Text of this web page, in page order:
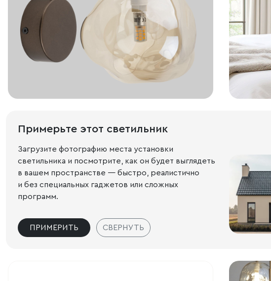
Примерьте этот светильник
Загрузите фотографию места установки
светильника и посмотрите, как он будет выглядеть
в вашем пространстве — быстро, реалистично
и без специальных гаджетов или сложных
программ.
ПРИМЕРИТЬ СВЕРНУТЬ